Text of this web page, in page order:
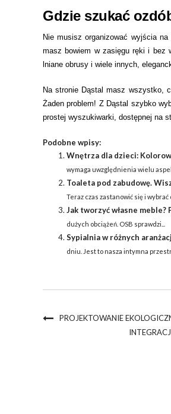
Gdzie szukać
Nie musisz organizować wyjścia
masz bowiem w zasięgu ręki i bez
lniane obrusy i wiele innych,
Na stronie Dąstal masz wszystko,
Żaden problem! Z Dąstal szybko
prostej wyszukiwarki, dostępnej na
Podobne wpisy:
Wnętrza dla dzieci:
wymaga uwzględnienia wielu
Toaleta pod zabudowę.
Teraz czas zastanowić się i wybrać
Jak tworzyć własne meble?
dużych obciążeń. OSB sprawdzi...
Sypialnia w różnych
dniu. Jest to nasza intymna
PROJEKTOWANIE